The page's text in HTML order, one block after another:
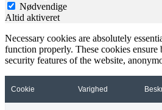
Nødvendige
Altid aktiveret
Necessary cookies are absolutely
function properly. These cookies ensure
security features of the website,
Cookie Varighed